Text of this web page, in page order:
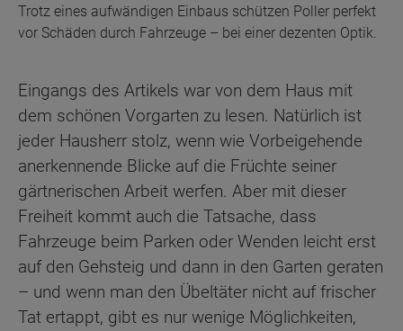
Trotz eines aufwändigen Einbaus schützen Poller perfekt
vor Schäden durch Fahrzeuge – bei einer dezenten Optik.
Eingangs des Artikels war von dem Haus mit
dem schönen Vorgarten zu lesen. Natürlich ist
jeder Hausherr stolz, wenn wie Vorbeigehende
anerkennende Blicke auf die Früchte seiner
gärtnerischen Arbeit werfen. Aber mit dieser
Freiheit kommt auch die Tatsache, dass
Fahrzeuge beim Parken oder Wenden leicht erst
auf den Gehsteig und dann in den Garten geraten
– und wenn man den Übeltäter nicht auf frischer
Tat ertappt, gibt es nur wenige Möglichkeiten,